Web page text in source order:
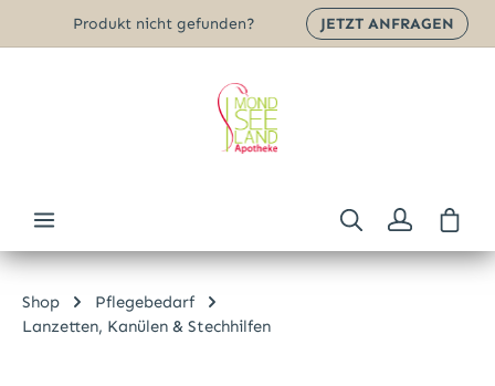
Zum Hauptinhalt springen
Produkt nicht gefunden? JETZT ANFRAGEN
Shop
Pflegebedarf
Lanzetten, Kanülen & Stechhilfen